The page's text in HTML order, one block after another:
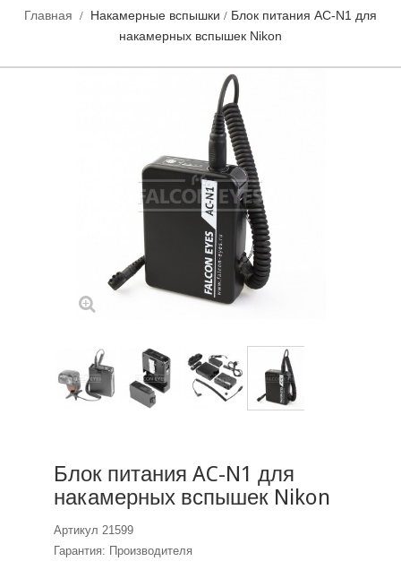
Главная Накамерные вспышки
Блок питания AC-N1 для
накамерных вспышек Nikon
Блок питания AC-N1 для
накамерных вспышек Nikon
Артикул 21599
Гарантия: Производителя